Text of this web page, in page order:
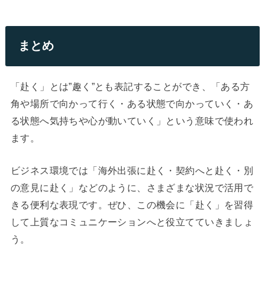
まとめ
「赴く」とは”趣く”とも表記することができ、「ある方
角や場所で向かって行く・ある状態で向かっていく・あ
る状態へ気持ちや心が動いていく」という意味で使われ
ます。
ビジネス環境では「海外出張に赴く・契約へと赴く・別
の意見に赴く」などのように、さまざまな状況で活用で
きる便利な表現です。ぜひ、この機会に「赴く」を習得
して上質なコミュニケーションへと役立てていきましょ
う。